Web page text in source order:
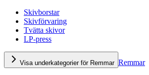
Skivborstar
Skivförvaring
Tvätta skivor
LP-press
Visa underkategorier för Remmar Remmar